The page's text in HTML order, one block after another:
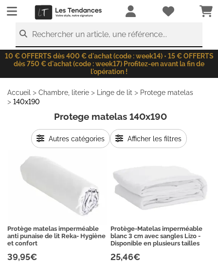
LesTendances.fr
Rechercher un article, une référence...
10 € OFFERTS dès 400 € d'achat (code : week14) • 15 € OFFERTS
dès 750 € d'achat (code : week17) Profitez-en avant la fin de
l'opération !
Accueil > Chambre, literie > Linge de lit > Protege matelas
> 140x190
Protege matelas 140x190
Protège matelas imperméable
anti punaise de lit Reka- Hygiène
et confort
39,95€
Protège-Matelas imperméable
blanc 3 cm avec sangles Lizo -
Disponible en plusieurs tailles
25,46€
Autres catégories Afficher les filtres